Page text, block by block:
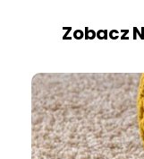
Zobacz